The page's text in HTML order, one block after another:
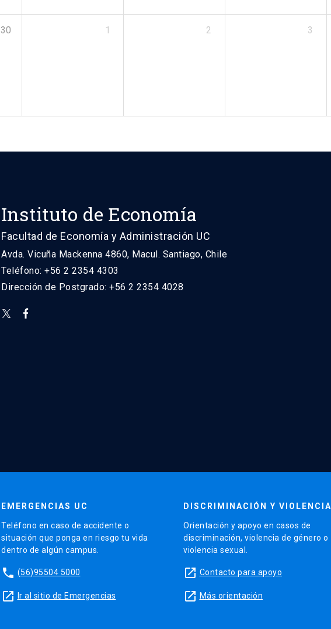
30 1 2 3
Instituto de Economía
Facultad de Economía y Administración UC
Avda. Vicuña Mackenna 4860, Macul. Santiago, Chile
Teléfono: +56 2 2354 4303
Dirección de Postgrado: +56 2 2354 4028
EMERGENCIAS UC
Teléfono en caso de accidente o
situación que ponga en riesgo tu vida
dentro de algún campus.
phone (56)95504 5000
launch Ir al sitio de Emergencias
DISCRIMINACIÓN Y VIOLENCIA
Orientación y apoyo en casos de
discriminación, violencia de género o
violencia sexual.
launch Contacto para apoyo
launch Más orientación